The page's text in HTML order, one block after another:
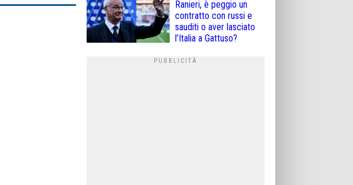
Ranieri, è peggio un
contratto con russi e
sauditi o aver lasciato
l’Italia a Gattuso?